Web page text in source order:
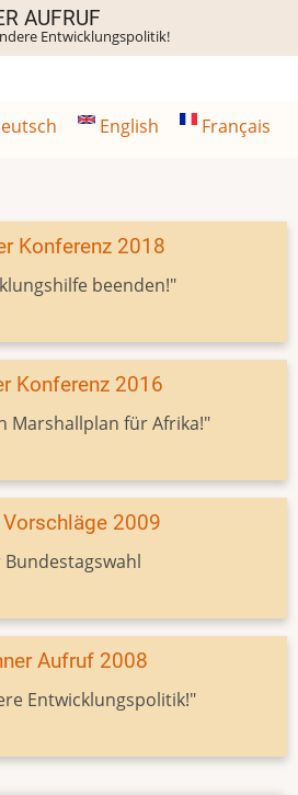
AUFRUF
Entwicklungspolitik!
English Français
Konferenz 2018
beenden!"
Konferenz 2016
Marshallplan für Afrika!"
Vorschläge 2009
Bundestagswahl
Aufruf 2008
Entwicklungspolitik!"